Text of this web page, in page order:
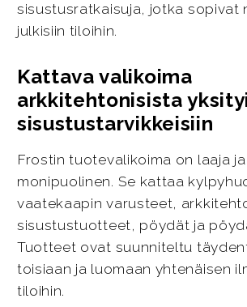
sisustusratkaisuja, jotka sopivat
julkisiin tiloihin.
Kattava valikoima
arkkitehtonisista
sisustustarvikkeisiin
Frostin tuotevalikoima on laaja ja
monipuolinen. Se kattaa
vaatekaapin varusteet,
sisustustuotteet, pöydät ja
Tuotteet ovat suunniteltu
toisiaan ja luomaan yhtenäisen
tiloihin.